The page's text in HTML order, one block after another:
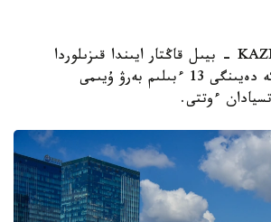
قىزىلوردا. KAZINFORM - بيىل قاڭتار ايىندا قىزىلوردا
وبلىسىنداعى مەكتەپكە دەيىنگى 13 ءبىلىم بەرۋ ۇيىمى
ءوتتى.